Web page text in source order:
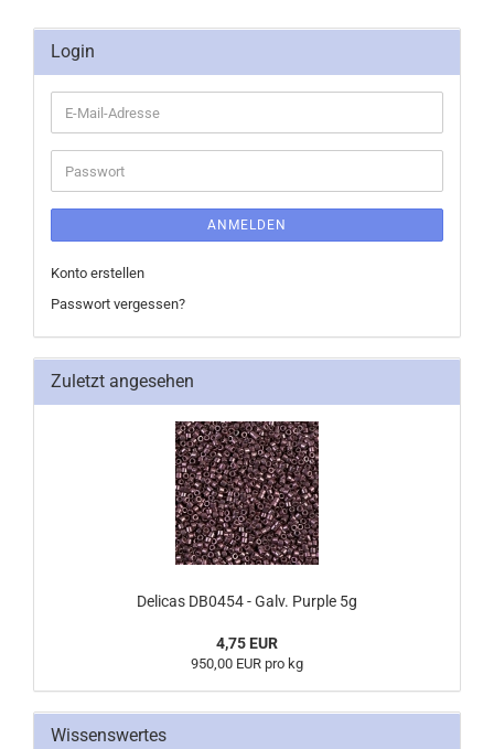
Login
E-
Mail-
Adresse
Passwort
ANMELDEN
Konto erstellen
Passwort vergessen?
Zuletzt angesehen
Delicas DB0454 - Galv. Purple 5g
4,75 EUR
950,00 EUR pro kg
Wissenswertes